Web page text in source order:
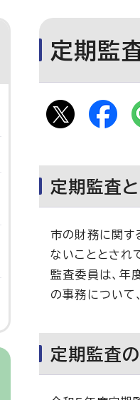
定期監
定期監査
市の財務に関す
ないこととされ
監査委員は、年
の事務について
定期監査